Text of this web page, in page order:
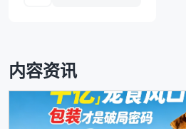
内容资讯